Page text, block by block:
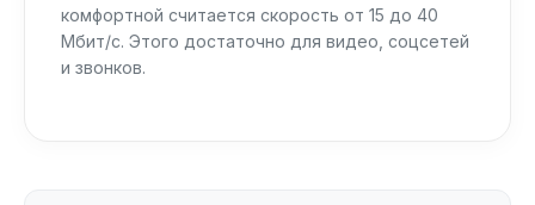
комфортной считается скорость от 15 до 40
Мбит/с. Этого достаточно для видео, соцсетей
и звонков.